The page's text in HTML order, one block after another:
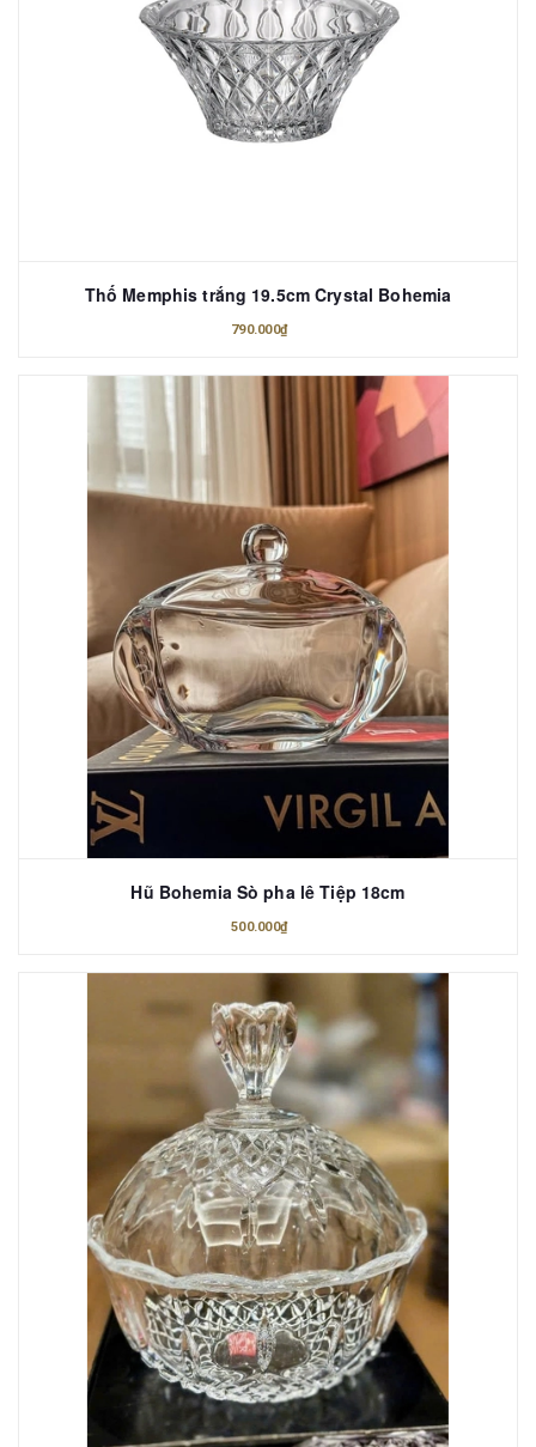
Thố Memphis trắng 19.5cm Crystal Bohemia
790.000₫
Hũ Bohemia Sò pha lê Tiệp 18cm
500.000₫